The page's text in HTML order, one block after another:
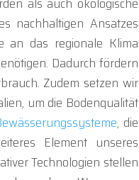
nachhaltigen Ansatzes
an das regionale Klima
Dadurch fördern
Zudem setzen wir
um die Bodenqualität
, die
Element unseres
Technologien stellen